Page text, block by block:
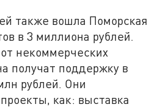
также вошла Поморская
в 3 миллиона рублей.
некоммерческих
получат поддержку в
рублей. Они
как: выставка